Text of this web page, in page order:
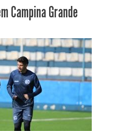
Campina Grande